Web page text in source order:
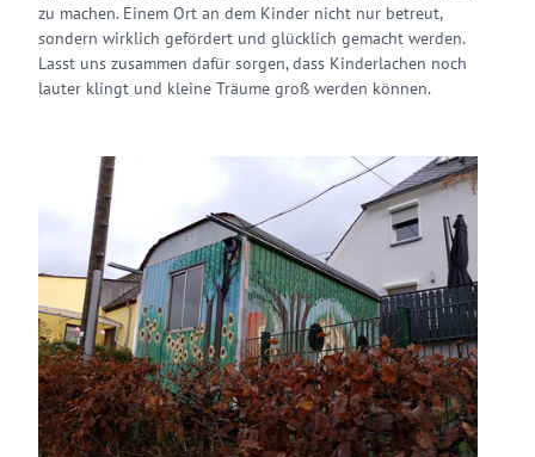
zu machen. Einem Ort an dem Kinder nicht nur betreut,
sondern wirklich gefördert und glücklich gemacht werden.
Lasst uns zusammen dafür sorgen, dass Kinderlachen noch
lauter klingt und kleine Träume groß werden können.